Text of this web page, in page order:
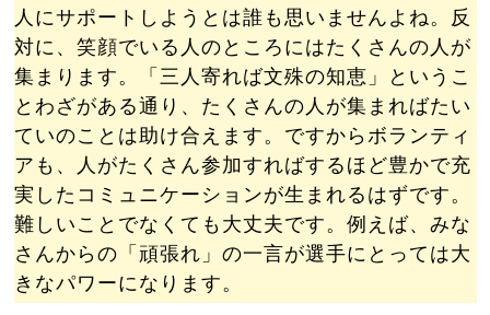
人にサポートしようとは誰も思いませんよね。反
対に、笑顔でいる人のところにはたくさんの人が
集まります。「三人寄れば文殊の知恵」というこ
とわざがある通り、たくさんの人が集まればたい
ていのことは助け合えます。ですからボランティ
アも、人がたくさん参加すればするほど豊かで充
実したコミュニケーションが生まれるはずです。
難しいことでなくても大丈夫です。例えば、みな
さんからの「頑張れ」の一言が選手にとっては大
きなパワーになります。